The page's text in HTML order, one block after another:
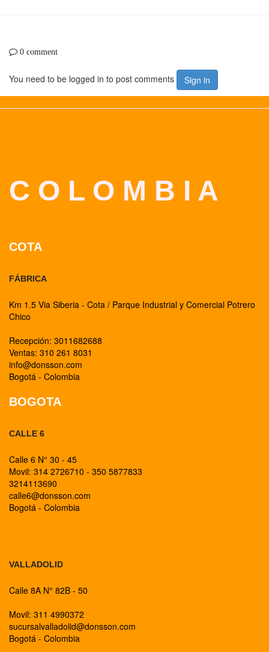
0 comment
You need to be logged in to post comments Sign in
C O L O M B I A
COTA
FÁBRICA
Km 1.5 Via Siberia - Cota / Parque Industrial y Comercial Potrero
Chico
Recepción: 3011682688
Ventas: 310 261 8031
info@donsson.com
Bogotá - Colombia
BOGOTA
CALLE 6
Calle 6 N° 30 - 45
Movil: 314 2726710 - 350 5877833
3214113690
calle6@donsson.com
Bogotá - Colombia
VALLADOLID
Calle 8A N° 82B - 50
Movil: 311 4990372
sucursalvalladolid@donsson.com
Bogotá - Colombia